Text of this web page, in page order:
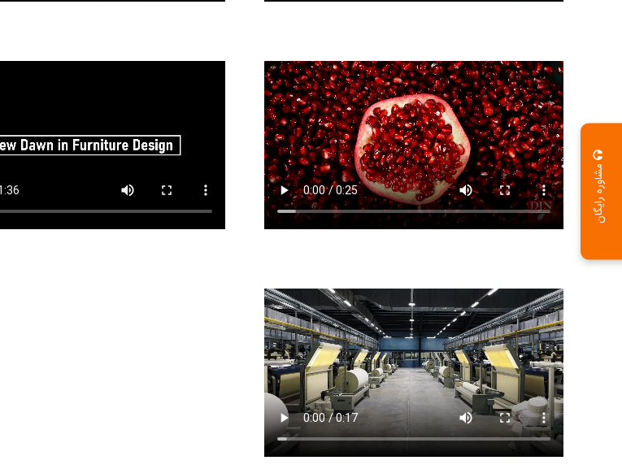
مشاوره رایگان